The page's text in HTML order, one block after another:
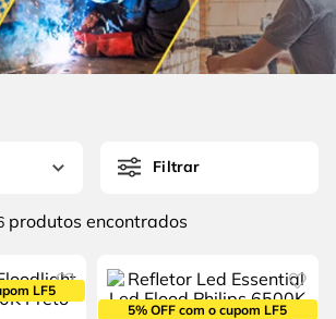
Filtrar
produtos
LF5
5% OFF com o cupom LF5